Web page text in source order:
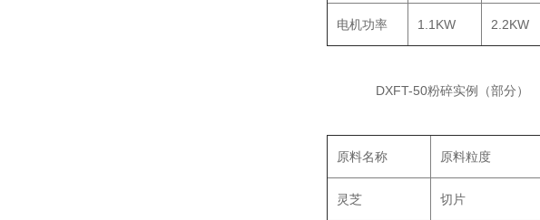
电机功率 1.1KW 2.2KW
DXFT-50粉碎实例（部分）
原料名称 原料粒度
灵芝 切片